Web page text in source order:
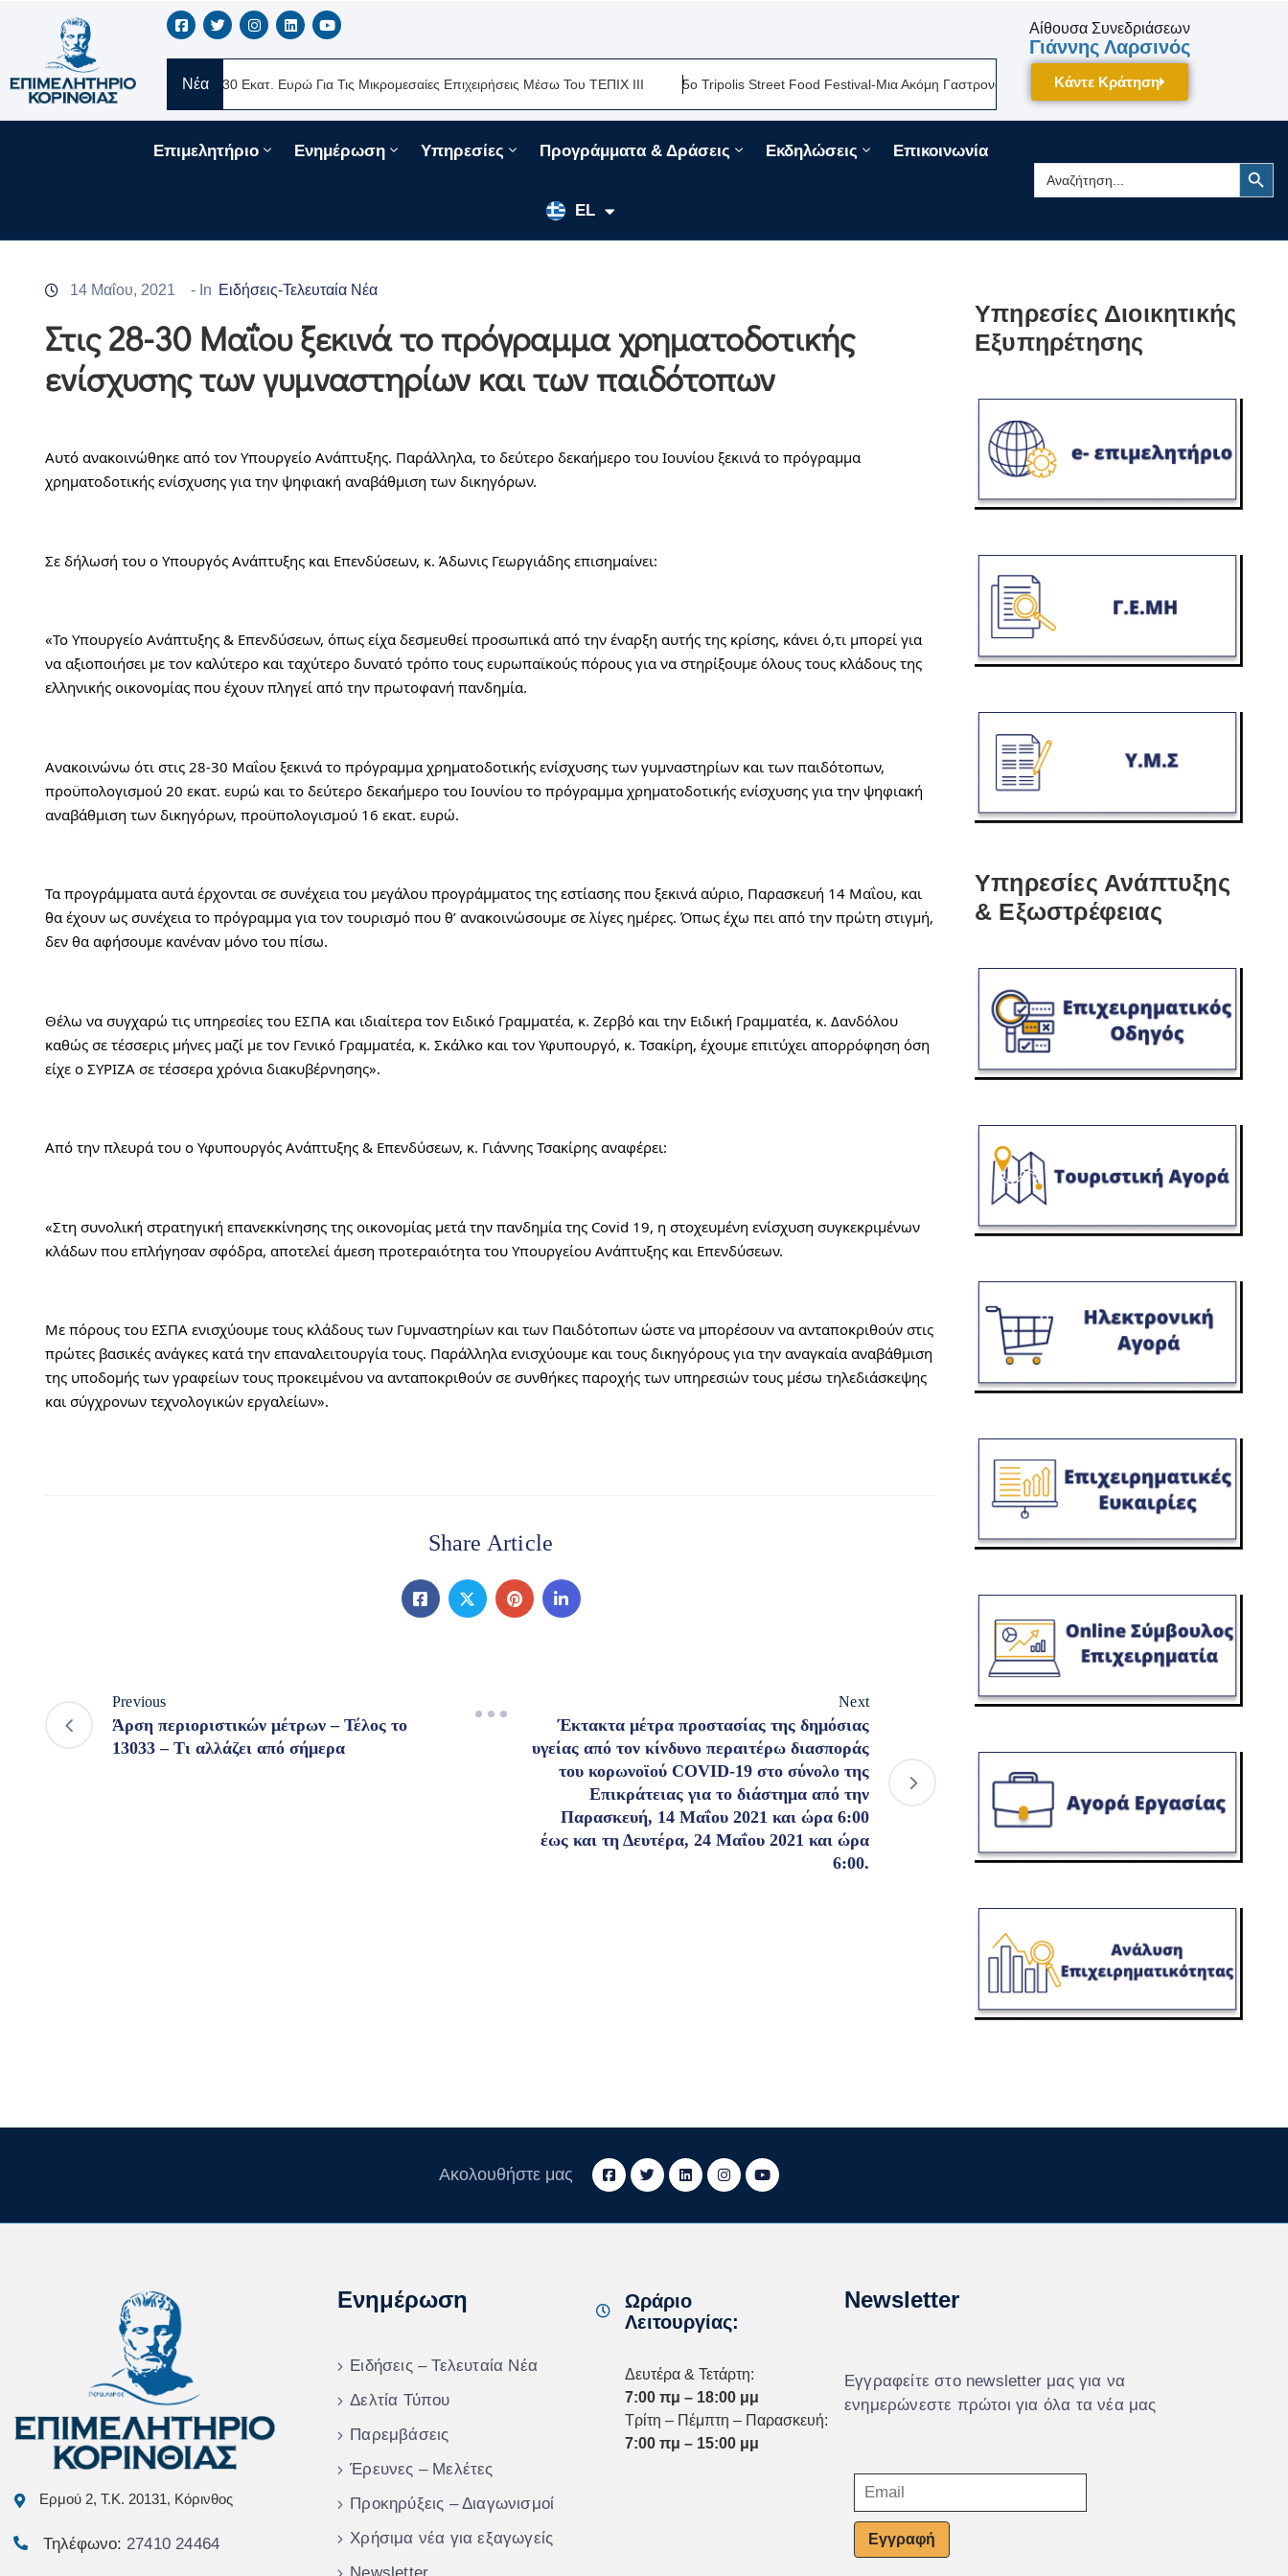
Νέα
Ελλάς Νέα Δάνεια 330 Εκατ. Ευρώ Για Τις Μικρομεσαίες Επιχειρήσεις Μέσω Του ΤΕΠΙΧ ΙΙΙ 5ο Tripolis Street Food Festival-Μια Ακόμη Γαστρονομική Γιορτή Της Πελοποννήσου Δίνει Ραντεβού Τον
Αίθουσα Συνεδριάσεων
Γιάννης Λαρσινός
Κάντε Κράτηση
Επιμελητήριο Ενημέρωση Υπηρεσίες Προγράμματα & Δράσεις Εκδηλώσεις Επικοινωνία
EL
EN
FR
Search
for:
Search Button
14 Μαΐου, 2021 - In Ειδήσεις-Τελευταία Νέα
Στις 28-30 Μαΐου ξεκινά το πρόγραμμα χρηματοδοτικής
ενίσχυσης των γυμναστηρίων και των παιδότοπων
Αυτό ανακοινώθηκε από τον Υπουργείο Ανάπτυξης. Παράλληλα, το δεύτερο δεκαήμερο του Ιουνίου ξεκινά το πρόγραμμα
χρηματοδοτικής ενίσχυσης για την ψηφιακή αναβάθμιση των δικηγόρων.
Σε δήλωσή του ο Υπουργός Ανάπτυξης και Επενδύσεων, κ. Άδωνις Γεωργιάδης επισημαίνει:
«Το Υπουργείο Ανάπτυξης & Επενδύσεων, όπως είχα δεσμευθεί προσωπικά από την έναρξη αυτής της κρίσης, κάνει ό,τι μπορεί για
να αξιοποιήσει με τον καλύτερο και ταχύτερο δυνατό τρόπο τους ευρωπαϊκούς πόρους για να στηρίξουμε όλους τους κλάδους της
ελληνικής οικονομίας που έχουν πληγεί από την πρωτοφανή πανδημία.
Ανακοινώνω ότι στις 28-30 Μαΐου ξεκινά το πρόγραμμα χρηματοδοτικής ενίσχυσης των γυμναστηρίων και των παιδότοπων,
προϋπολογισμού 20 εκατ. ευρώ και το δεύτερο δεκαήμερο του Ιουνίου το πρόγραμμα χρηματοδοτικής ενίσχυσης για την ψηφιακή
αναβάθμιση των δικηγόρων, προϋπολογισμού 16 εκατ. ευρώ.
Τα προγράμματα αυτά έρχονται σε συνέχεια του μεγάλου προγράμματος της εστίασης που ξεκινά αύριο, Παρασκευή 14 Μαΐου, και
θα έχουν ως συνέχεια το πρόγραμμα για τον τουρισμό που θ’ ανακοινώσουμε σε λίγες ημέρες. Όπως έχω πει από την πρώτη στιγμή,
δεν θα αφήσουμε κανέναν μόνο του πίσω.
Θέλω να συγχαρώ τις υπηρεσίες του ΕΣΠΑ και ιδιαίτερα τον Ειδικό Γραμματέα, κ. Ζερβό και την Ειδική Γραμματέα, κ. Δανδόλου
καθώς σε τέσσερις μήνες μαζί με τον Γενικό Γραμματέα, κ. Σκάλκο και τον Υφυπουργό, κ. Τσακίρη, έχουμε επιτύχει απορρόφηση όση
είχε ο ΣΥΡΙΖΑ σε τέσσερα χρόνια διακυβέρνησης».
Από την πλευρά του ο Υφυπουργός Ανάπτυξης & Επενδύσεων, κ. Γιάννης Τσακίρης αναφέρει:
«Στη συνολική στρατηγική επανεκκίνησης της οικονομίας μετά την πανδημία της Covid 19, η στοχευμένη ενίσχυση συγκεκριμένων
κλάδων που επλήγησαν σφόδρα, αποτελεί άμεση προτεραιότητα του Υπουργείου Ανάπτυξης και Επενδύσεων.
Με πόρους του ΕΣΠΑ ενισχύουμε τους κλάδους των Γυμναστηρίων και των Παιδότοπων ώστε να μπορέσουν να ανταποκριθούν στις
πρώτες βασικές ανάγκες κατά την επαναλειτουργία τους. Παράλληλα ενισχύουμε και τους δικηγόρους για την αναγκαία αναβάθμιση
της υποδομής των γραφείων τους προκειμένου να ανταποκριθούν σε συνθήκες παροχής των υπηρεσιών τους μέσω τηλεδιάσκεψης
και σύγχρονων τεχνολογικών εργαλείων».
Share Article
Previous
Άρση περιοριστικών μέτρων – Τέλος το
13033 – Τι αλλάζει από σήμερα
Next
Έκτακτα μέτρα προστασίας της δημόσιας
υγείας από τον κίνδυνο περαιτέρω διασποράς
του κορωνοϊού COVID-19 στο σύνολο της
Επικράτειας για το διάστημα από την
Παρασκευή, 14 Μαΐου 2021 και ώρα 6:00
έως και τη Δευτέρα, 24 Μαΐου 2021 και ώρα
6:00.
Υπηρεσίες Διοικητικής
Εξυπηρέτησης
Υπηρεσίες Ανάπτυξης
& Εξωστρέφειας
Ακολουθήστε μας
Ερμού 2, Τ.Κ. 20131, Κόρινθος
Τηλέφωνο: 27410 24464
Ενημέρωση
Ειδήσεις – Τελευταία Νέα
Δελτία Τύπου
Παρεμβάσεις
Έρευνες – Μελέτες
Προκηρύξεις – Διαγωνισμοί
Χρήσιμα νέα για εξαγωγείς
Ωράριο
Λειτουργίας:
Δευτέρα & Τετάρτη:
7:00 πμ – 18:00 μμ
Τρίτη – Πέμπτη – Παρασκευή:
7:00 πμ – 15:00 μμ
Newsletter
Εγγραφείτε στο newsletter μας για να
ενημερώνεστε πρώτοι για όλα τα νέα μας
Εγγραφή